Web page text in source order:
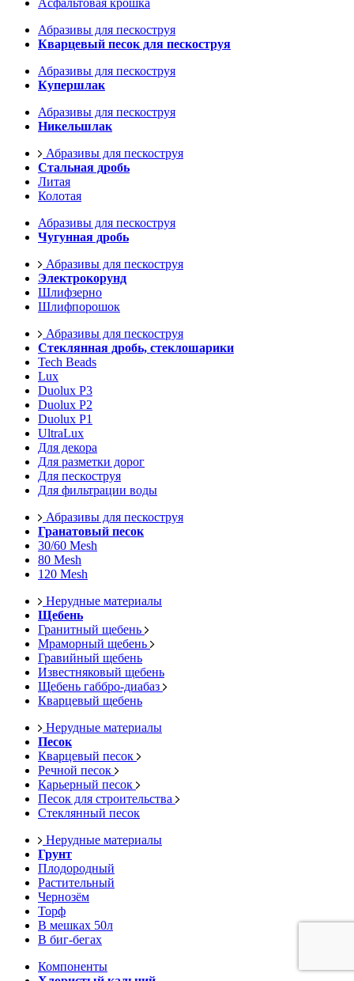
Асфальтовая крошка
Абразивы для пескоструя
Кварцевый песок для пескоструя
Абразивы для пескоструя
Купершлак
Абразивы для пескоструя
Никельшлак
Абразивы для пескоструя
Стальная дробь
Литая
Колотая
Абразивы для пескоструя
Чугунная дробь
Абразивы для пескоструя
Электрокорунд
Шлифзерно
Шлифпорошок
Абразивы для пескоструя
Стеклянная дробь, стеклошарики
Tech Beads
Lux
Duolux P3
Duolux P2
Duolux P1
UltraLux
Для декора
Для разметки дорог
Для пескоструя
Для фильтрации воды
Абразивы для пескоструя
Гранатовый песок
30/60 Mesh
80 Mesh
120 Mesh
Нерудные материалы
Щебень
Гранитный щебень
Мраморный щебень
Гравийный щебень
Известняковый щебень
Щебень габбро-диабаз
Кварцевый щебень
Нерудные материалы
Песок
Кварцевый песок
Речной песок
Карьерный песок
Песок для строительства
Стеклянный песок
Нерудные материалы
Грунт
Плодородный
Растительный
Чернозём
Торф
В мешках 50л
В биг-бегах
Компоненты